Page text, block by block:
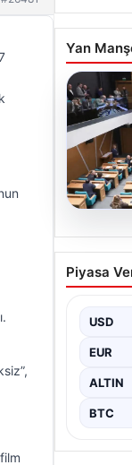
Yan
Piyasa
USD
EUR
ALTIN
BTC